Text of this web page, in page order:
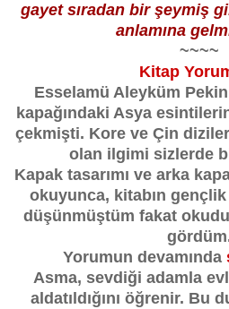
gayet sıradan bir şeymiş
anlamına
~~~~
Kitap
Esselamü Aleyküm
kapağındaki Asya
çekmişti. Kore ve Çin
olan ilgimi sizlerde
Kapak tasarımı ve arka
okuyunca, kitabın
düşünmüştüm fakat
Yorumun devamında
Asma, sevdiği adamla
aldatıldığını öğrenir. Bu